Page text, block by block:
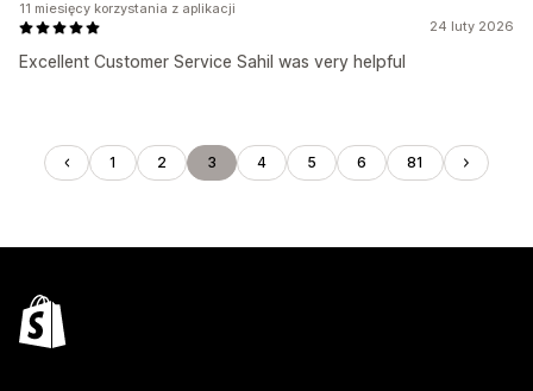
24 luty 2026
Excellent Customer Service Sahil was very helpful
11 miesięcy korzystania z aplikacji
1 2 3 4 5 6 81